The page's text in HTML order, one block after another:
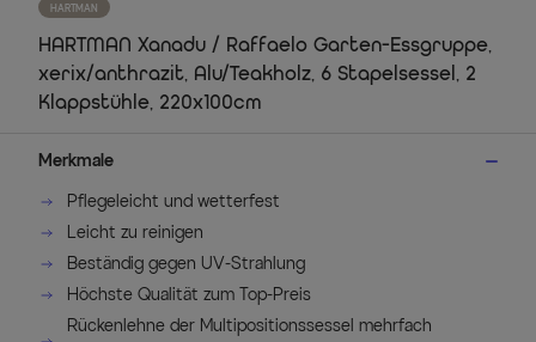
HARTMAN
HARTMAN Xanadu / Raffaelo Garten-Essgruppe,
xerix/anthrazit, Alu/Teakholz, 6 Stapelsessel, 2
Klappstühle, 220x100cm
Merkmale
Pflegeleicht und wetterfest
Leicht zu reinigen
Beständig gegen UV-Strahlung
Höchste Qualität zum Top-Preis
Rückenlehne der Multipositionssessel mehrfach